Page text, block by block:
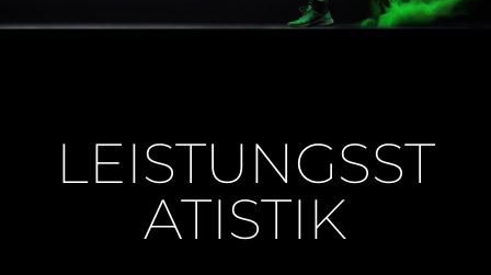
LEISTUNGSST
ATISTIK